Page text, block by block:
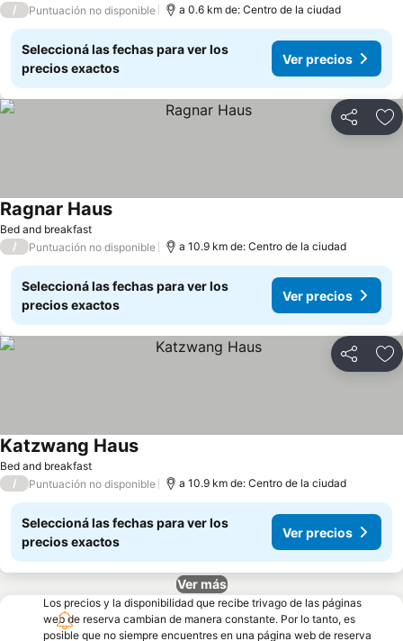
/ Puntuación no disponible a 0.6 km de: Centro de la ciudad
Seleccioná las fechas para ver los
precios exactos
Ver precios
Compartir
Bed and breakfast
Ragnar Haus
/ Puntuación no disponible a 10.9 km de: Centro de la ciudad
Seleccioná las fechas para ver los
precios exactos
Ver precios
Compartir
Bed and breakfast
Katzwang Haus
/ Puntuación no disponible a 10.9 km de: Centro de la ciudad
Seleccioná las fechas para ver los
precios exactos
Ver precios
Ver más
Los precios y la disponibilidad que recibe trivago de las páginas
web de reserva cambian de manera constante. Por lo tanto, es
posible que no siempre encuentres en una página web de reserva